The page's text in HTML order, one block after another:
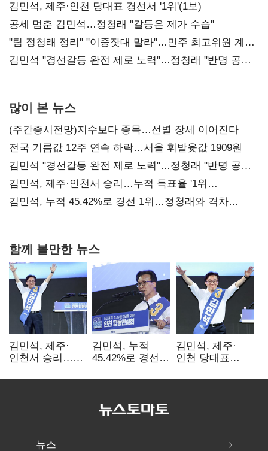
0.86%p(2보)
김민석, 제주·인천 당대표 경선서 '1위'(1보)
공세 멈춘 김민석…정청래 "갈등은 제가 수습"
"팀 정청래 정리" "이중잣대 말라"…민주 최고위원 계파
다툼 격화
김민석 "경선갈등 완전 제로 노력"…정청래 "반명 공세
많이 본 뉴스
(주간증시전망)지수보다 종목…선별 장세 이어진다
전국 기름값 12주 연속 하락…서울 휘발윳값 1909원
김민석 "경선갈등 완전 제로 노력"…정청래 "반명 공세
사과부터"
김민석, 제주·인천서 승리…누적 득표율 '1위
탈환'(종합)
김민석, 누적 45.42%로 경선 1위…정청래와 격차
함께 볼만한 뉴스
김민석, 제주·
인천서 승리…
탈환'(종합)
김민석, 누적
45.42%로 경선
격차
김민석, 제주·
인천 당대표
뉴스